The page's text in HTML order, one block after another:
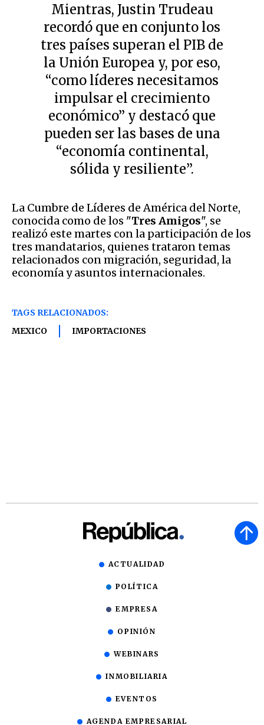
Mientras, Justin Trudeau
recordó que en conjunto los
tres países superan el PIB de
la Unión Europea y, por eso,
“como líderes necesitamos
impulsar el crecimiento
económico” y destacó que
pueden ser las bases de una
“economía continental,
sólida y resiliente”.
La Cumbre de Líderes de América del Norte,
conocida como de los "Tres Amigos", se
realizó este martes con la participación de los
tres mandatarios, quienes trataron temas
relacionados con migración, seguridad, la
economía y asuntos internacionales.
TAGS RELACIONADOS:
MEXICO
IMPORTACIONES
ACTUALIDAD
POLÍTICA
EMPRESA
OPINIÓN
WEBINARS
INMOBILIARIA
EVENTOS
AGENDA EMPRESARIAL